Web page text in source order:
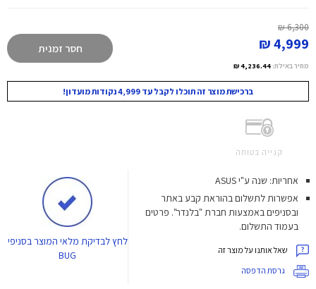
6,300 ₪
4,999 ₪
מחיר באילת: 4,236.44 ₪
חסר זמנית
ברכישת מוצר זה תוכלו לקבל עד 4,999 נקודות מועדון!
קנייה בטוחה
אחריות: שנה ע"י ASUS
אפשרות לתשלום בהוראת קבע באתר
ובסניפים באמצעות חברת "בלנדר". פרטים
בעמוד התשלום.
שאל אותנו על מוצר זה
גרסת הדפסה
לחץלבדיקת מלאי המוצר בסניפי
BUG